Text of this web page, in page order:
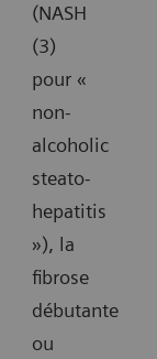
(NASH
(3)
pour «
non-
alcoholic
steato-
hepatitis
»), la
fibrose
débutante
ou